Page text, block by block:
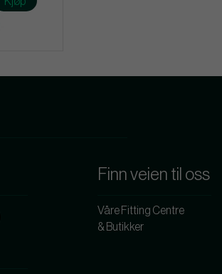
Finn veien til oss
Våre Fitting Centre
& Butikker